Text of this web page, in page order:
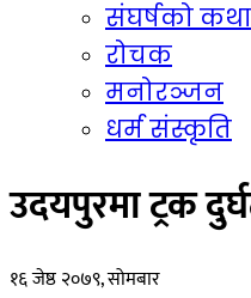
संघर्षको कथा
रोचक
मनोरञ्जन
धर्म संस्कृति
उदयपुरमा ट्रक
१६ जेष्ठ २०७९, सोमबार